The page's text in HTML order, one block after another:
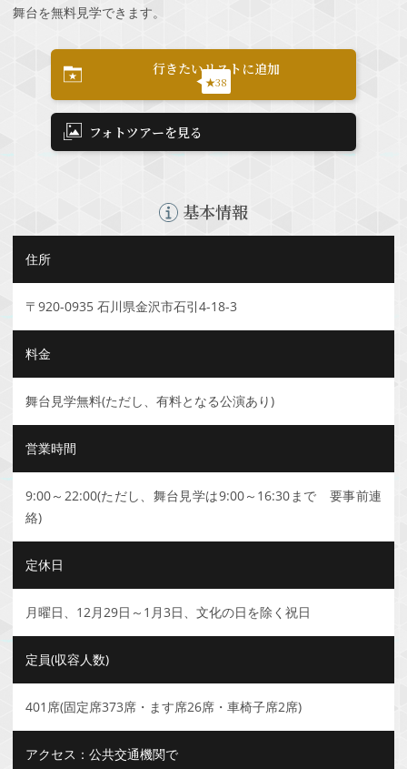
舞台を無料見学できます。
行きたいリストに追加
★38
フォトツアーを見る
基本情報
住所
〒920-0935 石川県金沢市石引4-18-3
料金
舞台見学無料(ただし、有料となる公演あり)
営業時間
9:00～22:00(ただし、舞台見学は9:00～16:30まで 要事前連
絡)
定休日
月曜日、12月29日～1月3日、文化の日を除く祝日
定員(収容人数)
401席(固定席373席・ます席26席・車椅子席2席)
アクセス：公共交通機関で